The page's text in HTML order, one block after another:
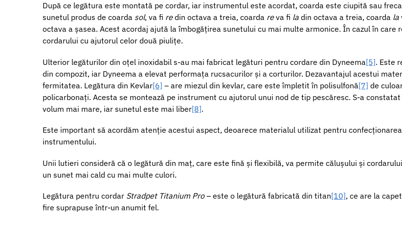
După ce legătura este montată pe cordar, iar instrumentul este acordat, coarda este ciupită sau
sunetul produs de coarda sol, va fi redin octava a treia, coarda reva fi la din octava a treia, coarda la
octava a șasea. Acest acordaj ajută la îmbogățirea sunetului cu mai multe armonice. În cazul în
cordarului cu ajutorul celor două piulițe.
Ulterior legăturilor din oțel inoxidabil s-au mai fabricat legături pentru cordare din Dyneema[5]. Este
din compozit, iar Dyneema a elevat performața rucsacurilor și a corturilor. Dezavantajul acestui
fermitatea. Legătura din Kevlar[6] – are miezul din kevlar, care este împletit în polisulfonă[7] de
policarbonați. Acesta se montează pe instrument cu ajutorul unui nod de tip pescăresc. S-a
volum mai mare, iar sunetul este mai liber[8].
Este important să acordăm atenție acestui aspect, deoarece materialul utilizat pentru
instrumentului.
Unii lutieri consideră că o legătură din maț, care este fină și flexibilă, va permite călușului și cordarului
un sunet mai cald cu mai multe culori.
Legătura pentru cordar Stradpet Titanium Pro– este o legătură fabricată din titan[10], ce are la
fire suprapuse într-un anumit fel.